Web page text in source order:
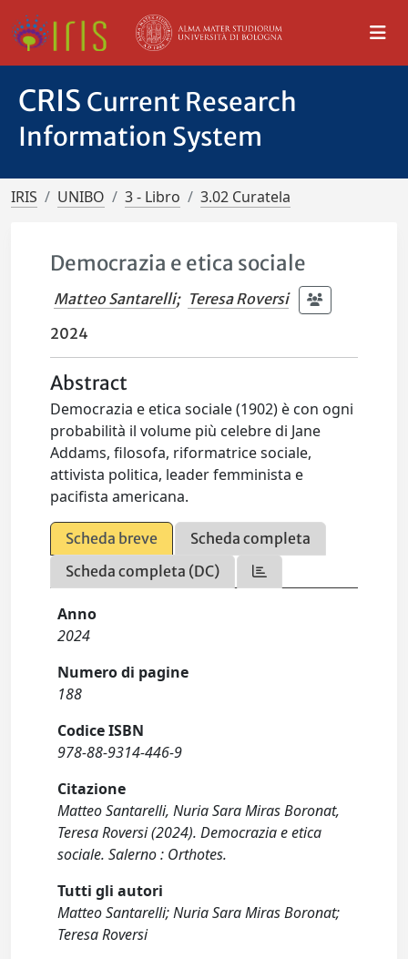
CRIS Current Research
Information System
IRIS UNIBO 3 - Libro 3.02 Curatela
Democrazia e etica sociale
Matteo Santarelli; Teresa Roversi
2024
Abstract
Democrazia e etica sociale (1902) è con ogni
probabilità il volume più celebre di Jane
Addams, filosofa, riformatrice sociale,
attivista politica, leader femminista e
pacifista americana.
Scheda breve
Scheda completa
Scheda completa (DC)
Anno
2024
Numero di pagine
188
Codice ISBN
978-88-9314-446-9
Citazione
Matteo Santarelli, Nuria Sara Miras Boronat,
Teresa Roversi (2024). Democrazia e etica
sociale. Salerno : Orthotes.
Tutti gli autori
Matteo Santarelli; Nuria Sara Miras Boronat;
Teresa Roversi